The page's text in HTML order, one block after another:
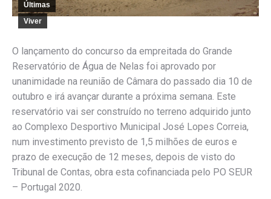
Últimas
Viver
O lançamento do concurso da empreitada do Grande
Reservatório de Água de Nelas foi aprovado por
unanimidade na reunião de Câmara do passado dia 10 de
outubro e irá avançar durante a próxima semana. Este
reservatório vai ser construído no terreno adquirido junto
ao Complexo Desportivo Municipal José Lopes Correia,
num investimento previsto de 1,5 milhões de euros e
prazo de execução de 12 meses, depois de visto do
Tribunal de Contas, obra esta cofinanciada pelo PO SEUR
– Portugal 2020.